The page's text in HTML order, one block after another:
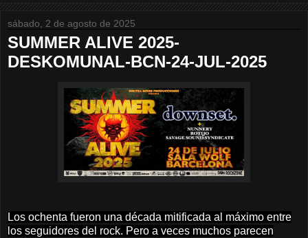
sábado, 2 de agosto de 2025
SUMMER ALIVE 2025-
DESKOMUNAL-BCN-24-JUL-2025
Los ochenta fueron una década mitificada al máximo entre
los seguidores del rock. Pero a veces muchos parecen